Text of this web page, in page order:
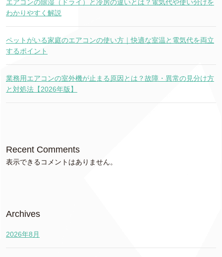
エアコンの除湿（ドライ）と冷房の違いとは？電気代や使い分けを
わかりやすく解説
ペットがいる家庭のエアコンの使い方｜快適な室温と電気代を両立
するポイント
業務用エアコンの室外機が止まる原因とは？故障・異常の見分け方
と対処法【2026年版】
Recent Comments
表示できるコメントはありません。
Archives
2026年8月